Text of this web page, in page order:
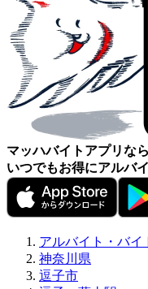
マッハバイトアプリなら
いつでもお得にアルバ
アルバイト・バイ
神奈川県
逗子市